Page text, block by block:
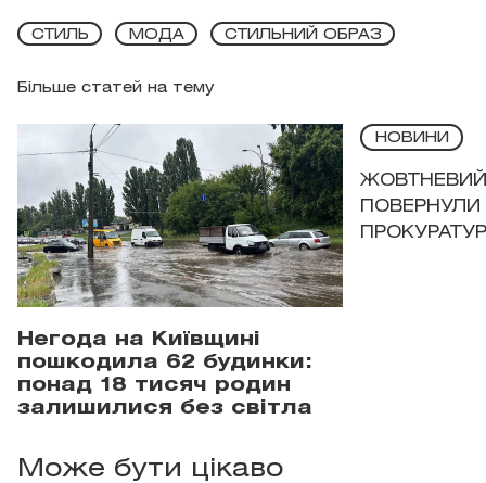
Більше статей на тему
СТИЛЬ МОДА СТИЛЬНИЙ ОБРАЗ
Негода на Київщині
пошкодила 62 будинки:
понад 18 тисяч родин
залишилися без світла
НОВИНИ
ЖОВТНЕВИЙ
ПОВЕРНУЛИ
Може бути цікаво